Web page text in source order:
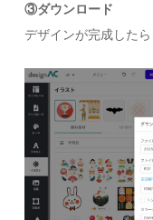
③ダウンロード
デザインが完成した